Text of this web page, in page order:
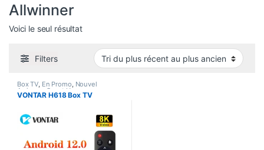
Allwinner
Voici le seul résultat
Filters
Box TV, En Promo, Nouvel
Arrivage, Smart Home
VONTAR H618 Box TV